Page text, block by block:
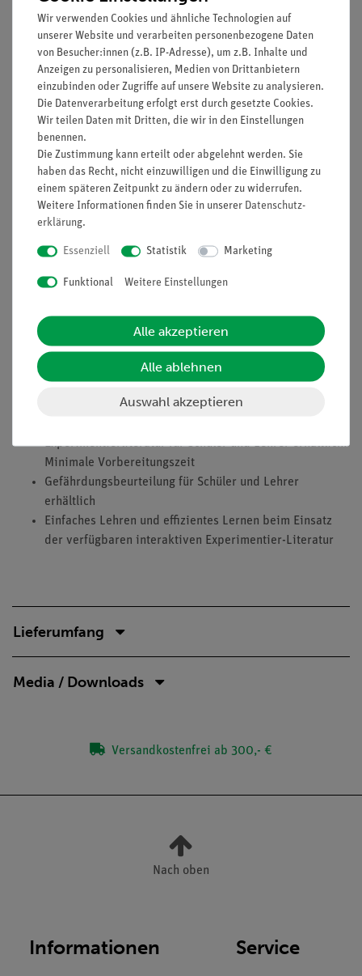
Prinzip
Mittels Reduktion lassen sich Verbindungen in die
entsprechenden Reinstoffe überführen. In diesem
Schülerversuch wird die Reduktion am Beispiel der Reduktion
von Wasser untersucht. Wasser lässt sich durch
Reduktionsmittel (Metalle und hohe Temperaturen) zerlegen.
Versuch mit Hilfe der Knallgasprobe, da bei der
durchgeführten Reaktion das Element Wasserstoff entsteht.
Vorteile
Einfache und anschauliche Einführung in das
Reduktionsmittel". Mit diesem Schülerversuch kann
darüber hinaus gezeigt werden, dass es sich bei Wasser
um ein Wasserstoffoxid handelt.
Versuch ist Teil einer Komplettlösung mit zahlreichen
Wasser, einfacher Aufbau einer Unterrichtsreihe
Experimentierliteratur für Schüler und Lehrer erhältlich:
Minimale Vorbereitungszeit
Gefährdungsbeurteilung für Schüler und Lehrer
erhältlich
Einfaches Lehren und effizientes Lernen beim Einsatz
der verfügbaren interaktiven Experimentier-Literatur
Lieferumfang
Media / Downloads
Versandkostenfrei ab 300,- €
Nach oben
Informationen Service
Wir verwenden Cookies und ähnliche Technologien auf
unserer Website und verarbeiten personenbezogene Daten
von Besucher:innen (z.B. IP-Adresse), um z.B. Inhalte und
Anzeigen zu personalisieren, Medien von Drittanbietern
einzubinden oder Zugriffe auf unsere Website zu analysieren.
Die Datenverarbeitung erfolgt erst durch gesetzte Cookies.
Wir teilen Daten mit Dritten, die wir in den Einstellungen
benennen.
Die Zustimmung kann erteilt oder abgelehnt werden. Sie
haben das Recht, nicht einzuwilligen und die Einwilligung zu
einem späteren Zeitpunkt zu ändern oder zu widerrufen.
Weitere Informationen finden Sie in unserer Daten­schutz­
erklärung.
Essenziell Statistik Marketing
Funktional Weitere Einstellungen
Alle akzeptieren
Alle ablehnen
Auswahl akzeptieren